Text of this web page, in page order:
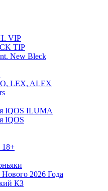
VIP
TIP
New Bleck
LEX, ALEX
IQOS ILUMA
IQOS
2026 Года
КЗ